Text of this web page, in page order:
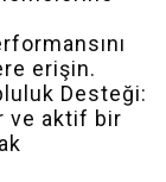
erişin.
Desteği:
ve aktif bir